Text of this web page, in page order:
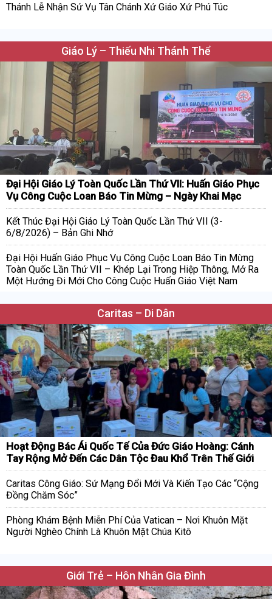
Thánh Lễ Nhận Sứ Vụ Tân Chánh Xứ Giáo Xứ Phú Túc
Giáo Lý – Thiếu Nhi Thánh Thể
Đại Hội Giáo Lý Toàn Quốc Lần Thứ VII: Huấn Giáo Phục
Vụ Công Cuộc Loan Báo Tin Mừng – Ngày Khai Mạc
Kết Thúc Đại Hội Giáo Lý Toàn Quốc Lần Thứ VII (3-
6/8/2026) – Bản Ghi Nhớ
Đại Hội Huấn Giáo Phục Vụ Công Cuộc Loan Báo Tin Mừng
Toàn Quốc Lần Thứ VII – Khép Lại Trong Hiệp Thông, Mở Ra
Một Hướng Đi Mới Cho Công Cuộc Huấn Giáo Việt Nam
Caritas – Di Dân
Hoạt Động Bác Ái Quốc Tế Của Đức Giáo Hoàng: Cánh
Tay Rộng Mở Đến Các Dân Tộc Đau Khổ Trên Thế Giới
Caritas Công Giáo: Sứ Mạng Đổi Mới Và Kiến Tạo Các “Cộng
Đồng Chăm Sóc”
Phòng Khám Bệnh Miễn Phí Của Vatican – Nơi Khuôn Mặt
Người Nghèo Chính Là Khuôn Mặt Chúa Kitô
Giới Trẻ – Hôn Nhân Gia Đình